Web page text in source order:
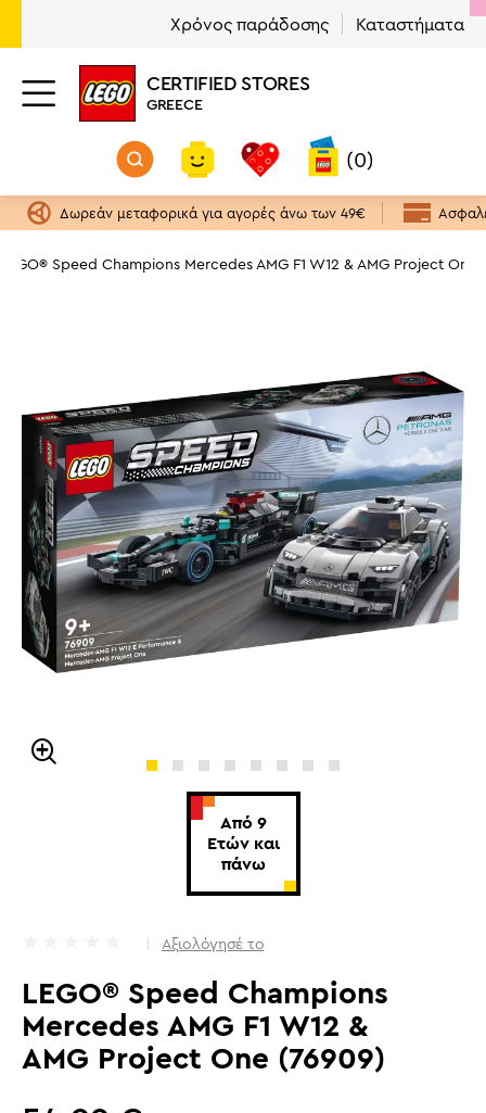
Χρόνος παράδοσης Καταστήματα
CERTIFIED STORES
GREECE
(0)
Δωρεάν μεταφορικά για αγορές άνω των 49€
LEGO® Speed Champions Mercedes AMG F1 W12 & AMG Project One
Από 9
Ετών και
πάνω
Αξιολόγησέ το
LEGO® Speed Champions
Mercedes AMG F1 W12 &
AMG Project One (76909)